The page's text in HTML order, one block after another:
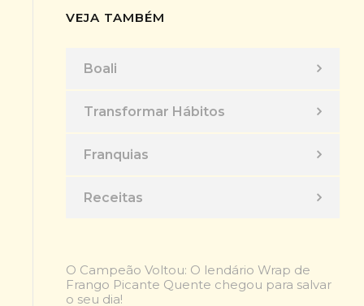
VEJA TAMBÉM
Boali
Transformar Hábitos
Franquias
Receitas
O Campeão Voltou: O lendário Wrap de
Frango Picante Quente chegou para salvar
o seu dia!